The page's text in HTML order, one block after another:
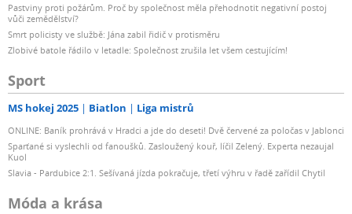
Pastviny proti požárům. Proč by společnost měla přehodnotit negativní postoj
vůči zemědělství?
Smrt policisty ve službě: Jána zabil řidič v protisměru
Zlobivé batole řádilo v letadle: Společnost zrušila let všem cestujícím!
Sport
MS hokej 2025 Biatlon Liga mistrů
ONLINE: Baník prohrává v Hradci a jde do deseti! Dvě červené za poločas v Jablonci
Sparťané si vyslechli od fanoušků. Zasloužený kouř, líčil Zelený. Experta nezaujal
Kuol
Slavia - Pardubice 2:1. Sešívaná jízda pokračuje, třetí výhru v řadě zařídil Chytil
Móda a krása